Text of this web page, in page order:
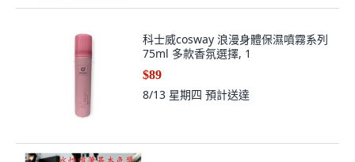
75ml 多款香氛選擇, 1
$89
8/13 星期四